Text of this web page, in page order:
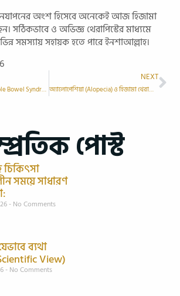
অংশ হিসেবে অনেকেই আজ হিজামা
সঠিকভাবে ও অভিজ্ঞ থেরাপিস্টের মাধ্যমে
সমস্যায় সহায়ক হতে পারে ইনশাআল্লাহ।
আইবিএস (IBS) বা Irritable Bowel Syndrome এ হিজামা থেরাপি
NEXT
অ্যালোপেশিয়া (Alopecia) ও হিজামা থেরাপি: প্রাকৃতিক ও সুন্নাহভিত্তিক একটি সম্ভাব্য সমাধান।
পোস্ট
সময়ে সাধারণ
No Comments
ব্যথা
View)
No Comments